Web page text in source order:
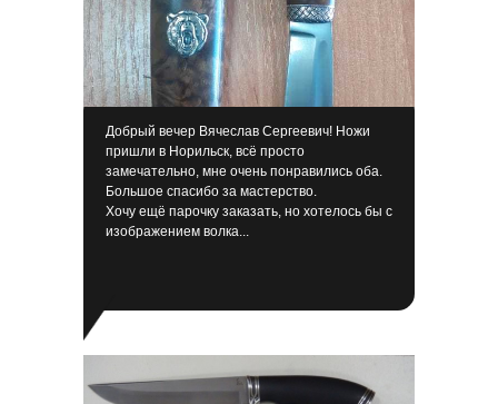
Добрый вечер Вячеслав Сергеевич! Ножи
пришли в Норильск, всё просто
замечательно, мне очень понравились оба.
Большое спасибо за мастерство.
Хочу ещё парочку заказать, но хотелось бы с
изображением волка...